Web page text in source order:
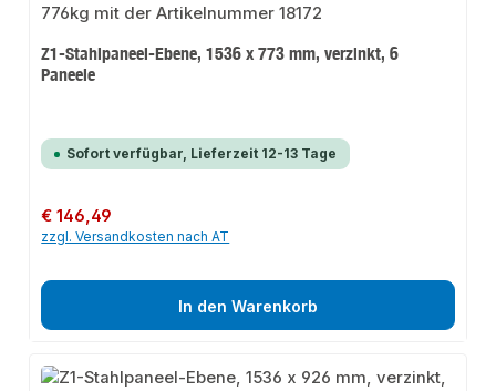
Z1-Stahlpaneel-Ebene, 1536 x 773 mm, verzinkt, 6
Paneele
Sofort verfügbar, Lieferzeit 12-13 Tage
Regulärer Preis:
€ 146,49
zzgl. Versandkosten nach AT
In den Warenkorb